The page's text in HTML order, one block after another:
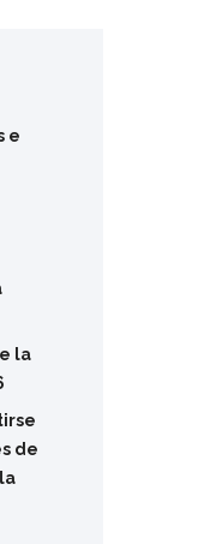
e
la
de